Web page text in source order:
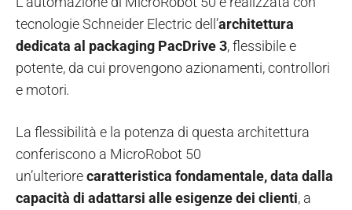
tecnologie Schneider Electric dell’architettura
dedicata al packaging PacDrive 3, flessibile e
potente, da cui provengono azionamenti, controllori
e motori.
La flessibilità e la potenza di questa architettura
conferiscono a MicroRobot 50
un’ulteriorecaratteristica fondamentale, data dalla
capacità di adattarsi alle esigenze dei clienti, a